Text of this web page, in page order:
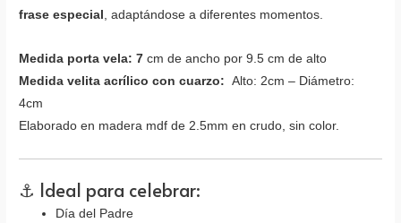
frase especial
, adaptándose a diferentes momentos.
Medida porta vela: 7 cm de ancho por 9.5 cm de alto
Medida velita acrílico con cuarzo:Alto: 2cm – Diámetro:
4cm
Elaborado en madera mdf de 2.5mm en crudo, sin color.
⚓ Ideal para celebrar:
Día del Padre